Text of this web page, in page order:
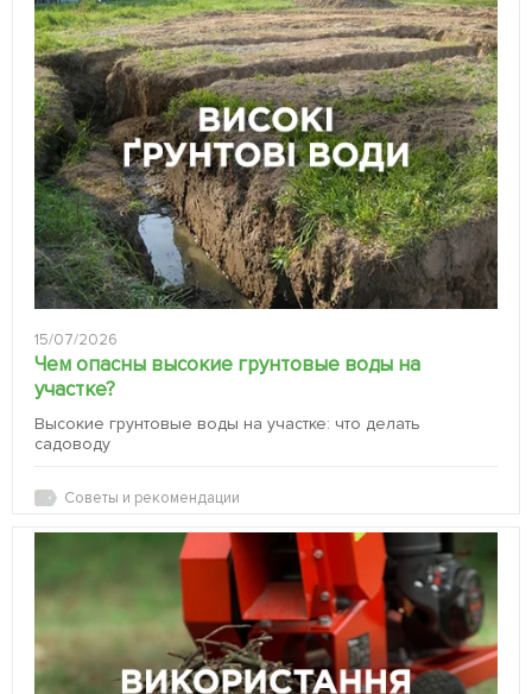
15/07/2026
Чем опасны высокие грунтовые воды на
участке?
Высокие грунтовые воды на участке: что делать
садоводу
Советы и рекомендации